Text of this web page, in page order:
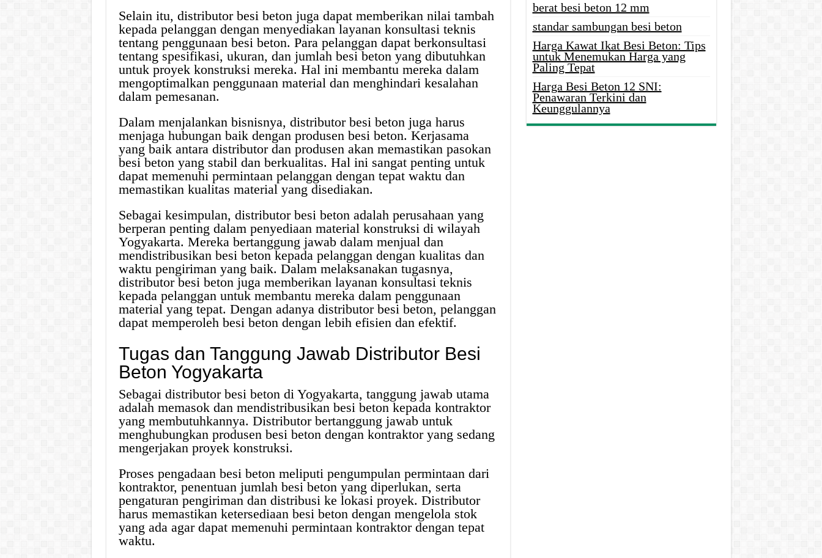
Selain itu, distributor besi beton juga dapat memberikan nilai tambah
kepada pelanggan dengan menyediakan layanan konsultasi teknis
tentang penggunaan besi beton. Para pelanggan dapat berkonsultasi
tentang spesifikasi, ukuran, dan jumlah besi beton yang dibutuhkan
untuk proyek konstruksi mereka. Hal ini membantu mereka dalam
mengoptimalkan penggunaan material dan menghindari kesalahan
dalam pemesanan.
Dalam menjalankan bisnisnya, distributor besi beton juga harus
menjaga hubungan baik dengan produsen besi beton. Kerjasama
yang baik antara distributor dan produsen akan memastikan pasokan
besi beton yang stabil dan berkualitas. Hal ini sangat penting untuk
dapat memenuhi permintaan pelanggan dengan tepat waktu dan
memastikan kualitas material yang disediakan.
Sebagai kesimpulan, distributor besi beton adalah perusahaan yang
berperan penting dalam penyediaan material konstruksi di wilayah
Yogyakarta. Mereka bertanggung jawab dalam menjual dan
mendistribusikan besi beton kepada pelanggan dengan kualitas dan
waktu pengiriman yang baik. Dalam melaksanakan tugasnya,
distributor besi beton juga memberikan layanan konsultasi teknis
kepada pelanggan untuk membantu mereka dalam penggunaan
material yang tepat. Dengan adanya distributor besi beton, pelanggan
dapat memperoleh besi beton dengan lebih efisien dan efektif.
Tugas dan Tanggung Jawab Distributor Besi
Beton Yogyakarta
Sebagai distributor besi beton di Yogyakarta, tanggung jawab utama
adalah memasok dan mendistribusikan besi beton kepada kontraktor
yang membutuhkannya. Distributor bertanggung jawab untuk
menghubungkan produsen besi beton dengan kontraktor yang sedang
mengerjakan proyek konstruksi.
Proses pengadaan besi beton meliputi pengumpulan permintaan dari
kontraktor, penentuan jumlah besi beton yang diperlukan, serta
pengaturan pengiriman dan distribusi ke lokasi proyek. Distributor
harus memastikan ketersediaan besi beton dengan mengelola stok
yang ada agar dapat memenuhi permintaan kontraktor dengan tepat
waktu.
berat besi beton 12 mm
standar sambungan besi beton
Harga Kawat Ikat Besi Beton: Tips
untuk Menemukan Harga yang
Paling Tepat
Harga Besi Beton 12 SNI:
Penawaran Terkini dan
Keunggulannya